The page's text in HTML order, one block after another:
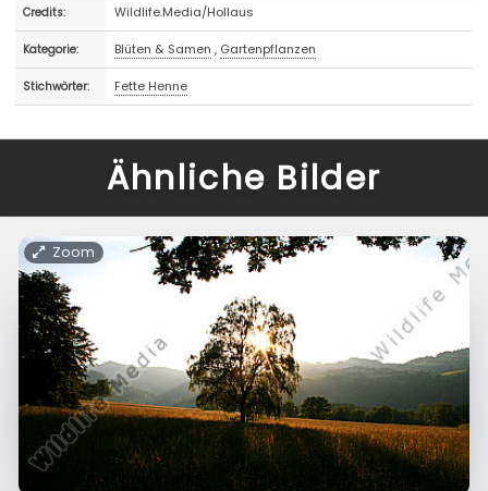
Credits: Wildlife.Media/Hollaus
Kategorie: Blüten & Samen , Gartenpflanzen
Stichwörter: Fette Henne
Ähnliche Bilder
Zoom